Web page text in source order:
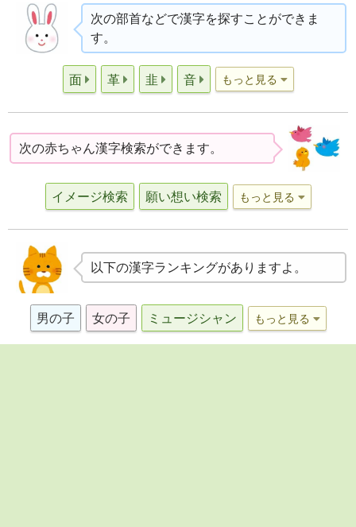
次の部首などで漢字を探すことができま
す。
面 革 韭 音 もっと見る
次の赤ちゃん漢字検索ができます。
イメージ検索 願い想い検索 もっと見る
以下の漢字ランキングがありますよ。
男の子 女の子 ミュージシャン もっと見る